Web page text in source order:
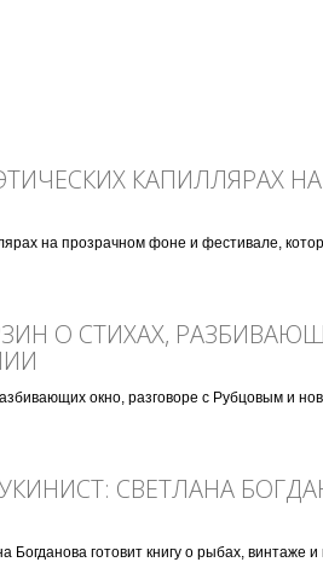
КАПИЛЛЯРАХ
на прозрачном фоне и фестивале,
О СТИХАХ,
окно, разговоре с Рубцовым и
СВЕТЛАНА
Богданова готовит книгу о рыбах, винтаже